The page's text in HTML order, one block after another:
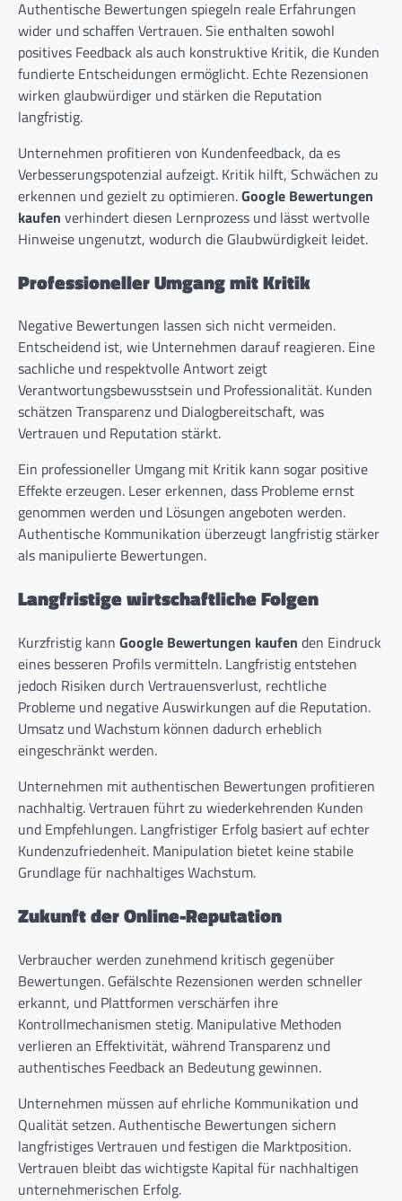
Authentische Bewertungen spiegeln reale Erfahrungen
wider und schaffen Vertrauen. Sie enthalten sowohl
positives Feedback als auch konstruktive Kritik, die Kunden
fundierte Entscheidungen ermöglicht. Echte Rezensionen
wirken glaubwürdiger und stärken die Reputation
langfristig.
Unternehmen profitieren von Kundenfeedback, da es
Verbesserungspotenzial aufzeigt. Kritik hilft, Schwächen zu
erkennen und gezielt zu optimieren.Google Bewertungen
kaufen verhindert diesen Lernprozess und lässt wertvolle
Hinweise ungenutzt, wodurch die Glaubwürdigkeit leidet.
Professioneller Umgang mit Kritik
Negative Bewertungen lassen sich nicht vermeiden.
Entscheidend ist, wie Unternehmen darauf reagieren. Eine
sachliche und respektvolle Antwort zeigt
Verantwortungsbewusstsein und Professionalität. Kunden
schätzen Transparenz und Dialogbereitschaft, was
Vertrauen und Reputation stärkt.
Ein professioneller Umgang mit Kritik kann sogar positive
Effekte erzeugen. Leser erkennen, dass Probleme ernst
genommen werden und Lösungen angeboten werden.
Authentische Kommunikation überzeugt langfristig stärker
als manipulierte Bewertungen.
Langfristige wirtschaftliche Folgen
Kurzfristig kann Google Bewertungen kaufen den Eindruck
eines besseren Profils vermitteln. Langfristig entstehen
jedoch Risiken durch Vertrauensverlust, rechtliche
Probleme und negative Auswirkungen auf die Reputation.
Umsatz und Wachstum können dadurch erheblich
eingeschränkt werden.
Unternehmen mit authentischen Bewertungen profitieren
nachhaltig. Vertrauen führt zu wiederkehrenden Kunden
und Empfehlungen. Langfristiger Erfolg basiert auf echter
Kundenzufriedenheit. Manipulation bietet keine stabile
Grundlage für nachhaltiges Wachstum.
Zukunft der Online-Reputation
Verbraucher werden zunehmend kritisch gegenüber
Bewertungen. Gefälschte Rezensionen werden schneller
erkannt, und Plattformen verschärfen ihre
Kontrollmechanismen stetig. Manipulative Methoden
verlieren an Effektivität, während Transparenz und
authentisches Feedback an Bedeutung gewinnen.
Unternehmen müssen auf ehrliche Kommunikation und
Qualität setzen. Authentische Bewertungen sichern
langfristiges Vertrauen und festigen die Marktposition.
Vertrauen bleibt das wichtigste Kapital für nachhaltigen
unternehmerischen Erfolg.